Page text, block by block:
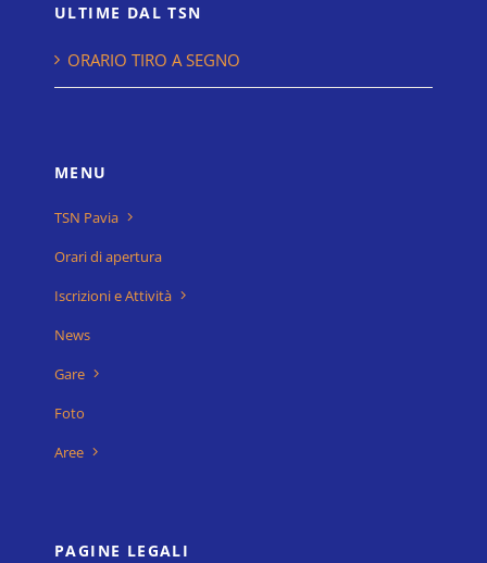
ULTIME DAL TSN
ORARIO TIRO A SEGNO
MENU
TSN Pavia
Orari di apertura
Iscrizioni e Attività
News
Gare
Foto
Aree
PAGINE LEGALI